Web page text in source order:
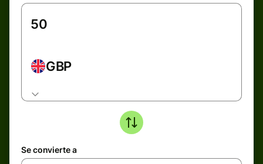
GBP
Se convierte a